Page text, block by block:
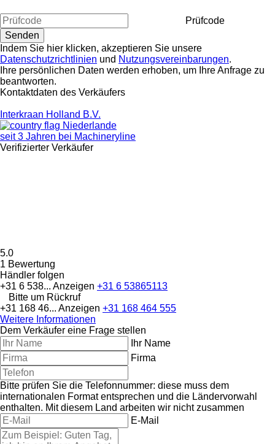
Prüfcode
Indem Sie hier klicken, akzeptieren Sie unsere
Datenschutzrichtlinien und Nutzungsvereinbarungen.
Ihre persönlichen Daten werden erhoben, um Ihre Anfrage zu
beantworten.
Kontaktdaten des Verkäufers
Interkraan Holland B.V.
Niederlande
seit 3 Jahren bei Machineryline
Verifizierter Verkäufer
5.0
1 Bewertung
Händler folgen
+31 6 538... Anzeigen +31 6 53865113
Bitte um Rückruf
+31 168 46... Anzeigen +31 168 464 555
Weitere Informationen
Dem Verkäufer eine Frage stellen
Ihr Name
Firma
Bitte prüfen Sie die Telefonnummer: diese muss dem
internationalen Format entsprechen und die Ländervorwahl
enthalten. Mit diesem Land arbeiten wir nicht zusammen
E-Mail